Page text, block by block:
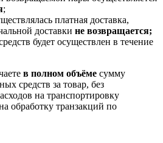
;
платная доставка,
доставки не возвращается;
будет осуществлен в течение
в полном объёме сумму
средств за товар, без
на транспортировку
обработку транзакций по